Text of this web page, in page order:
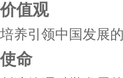
价值观
培养引领中国发展
使命